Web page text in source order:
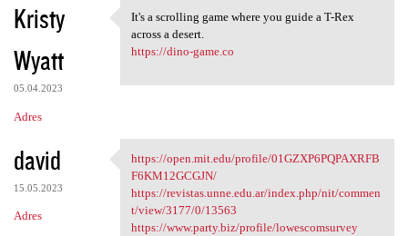
Kristy
Wyatt
05.04.2023
Adres
It's a scrolling game where
It's a scrolling game where you guide a T-Rex
across a desert.
https://dino-game.co
david
15.05.2023
Adres
https://open.mit.edu/profile
https://open.mit.edu/profile/01GZXP6PQPAXRFB
F6KM12GCGJN/
https://revistas.unne.edu.ar/index.php/nit/commen
t/view/3177/0/13563
https://www.party.biz/profile/lowescomsurvey